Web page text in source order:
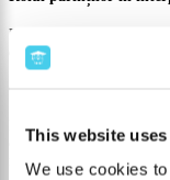
This website
We use cookies
Feedback-ul este util nu
este înțeles și folosit
Cum discutăm rezultatele
Discuțiile pornite de la
climat calm. Întrebările
mai constructive decât